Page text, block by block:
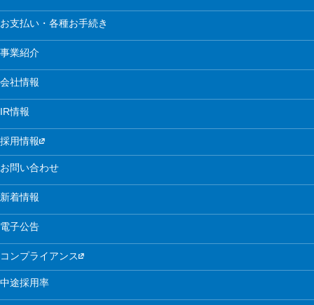
お支払い・各種お手続き
事業紹介
会社情報
IR情報
採用情報
お問い合わせ
新着情報
電子公告
コンプライアンス
中途採用率